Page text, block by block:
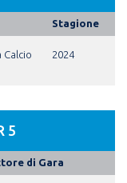
Stagione
Calcio
2024
5
di Gara